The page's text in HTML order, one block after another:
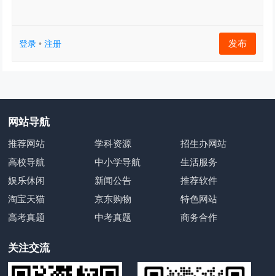
登录 •注册 发布
网站导航
推荐网站 学科资源
招生办网站
高校导航
中小学导航
生活服务
娱乐休闲
新闻公告
推荐软件
淘宝天猫
京东购物
特色网站
高考真题
中考真题 商务合作
关注交流